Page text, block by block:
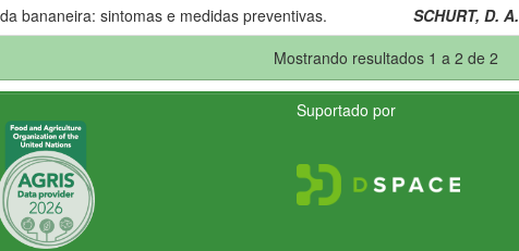
bananeira: sintomas e medidas preventivas. SCHURT, D. A.
Mostrando resultados 1 a 2 de 2
Suportado por